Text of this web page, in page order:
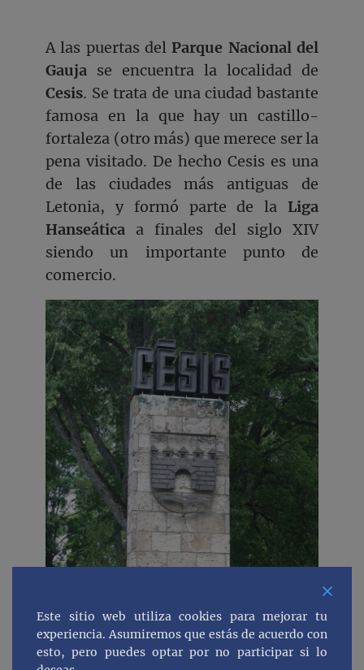
A las puertas delParque Nacional del
Gauja se encuentra la localidad de
Cesis. Se trata de una ciudad bastante
famosa en la que hay un castillo-
fortaleza (otro más) que merece ser la
pena visitado. De hecho Cesis es una
de las ciudades más antiguas de
Letonia, y formó parte de la Liga
Hanseática a finales del siglo XIV
siendo un importante punto de
comercio.
Este sitio web utiliza cookies para mejorar tu
experiencia. Asumiremos que estás de acuerdo con
esto, pero puedes optar por no participar si lo